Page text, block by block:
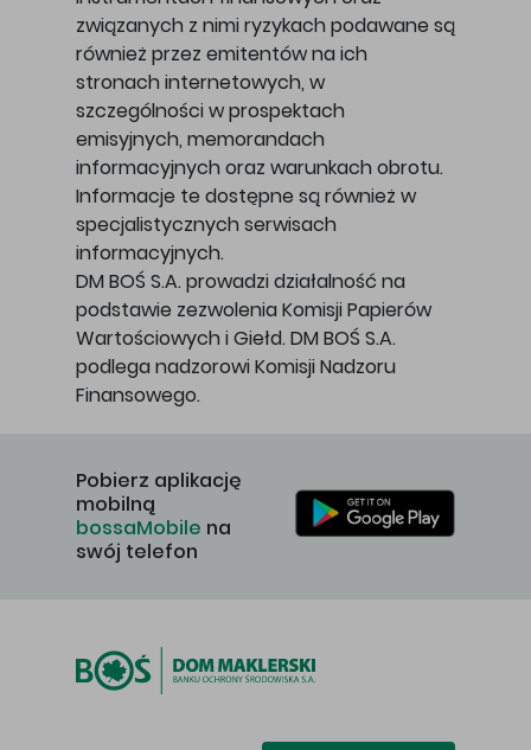
związanych z nimi ryzykach podawane są
również przez emitentów na ich
stronach internetowych, w
szczególności w prospektach
emisyjnych, memorandach
informacyjnych oraz warunkach obrotu.
Informacje te dostępne są również w
specjalistycznych serwisach
informacyjnych.
DM BOŚ S.A. prowadzi działalność na
podstawie zezwolenia Komisji Papierów
Wartościowych i Giełd. DM BOŚ S.A.
podlega nadzorowi Komisji Nadzoru
Finansowego.
Pobierz aplikację
mobilną
bossaMobile na
swój telefon